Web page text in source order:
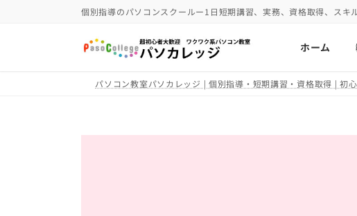
個別指導のパソコンスクールー1日短期講習、実務、資格取得、スキ
ホーム
パソコン教室パソカレッジ | 個別指導・短期講習・資格取得 | 初